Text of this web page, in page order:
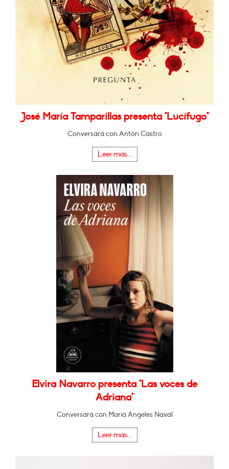
José María Tamparillas presenta "Lucífugo"
Conversará con Antón Castro
Leer más...
Elvira Navarro presenta "Las voces de
Adriana"
Conversará con María Ángeles Naval
Leer más...